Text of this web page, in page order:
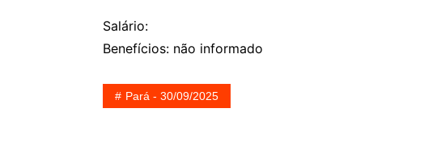
Salário:
Benefícios: não informado
Pará - 30/09/2025